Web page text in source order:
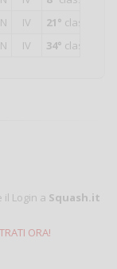
IV 21°
IV 34°
Login a Squash.it
ORA!